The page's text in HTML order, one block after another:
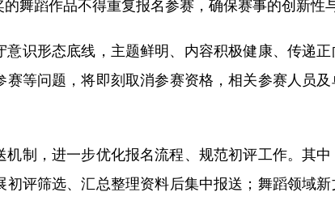
形态底线，主题鲜明、内容积极健康、传递正
等问题，将即刻取消参赛资格，相关参赛人员
，进一步优化报名流程、规范初评工作。其中
评筛选、汇总整理资料后集中报送；舞蹈领域